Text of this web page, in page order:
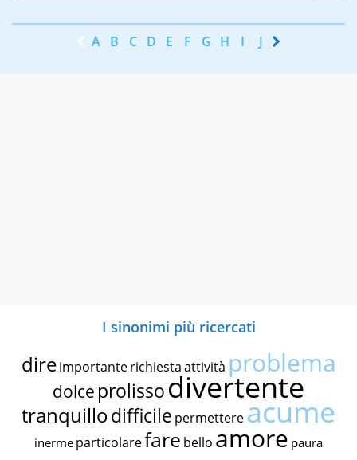
A B C D E F G H I J K
I sinonimi più ricercati
dire importante richiestaattività problema
dolce prolissodivertente
tranquillodifficile permettereacume
inerme particolarefare bello amore paura